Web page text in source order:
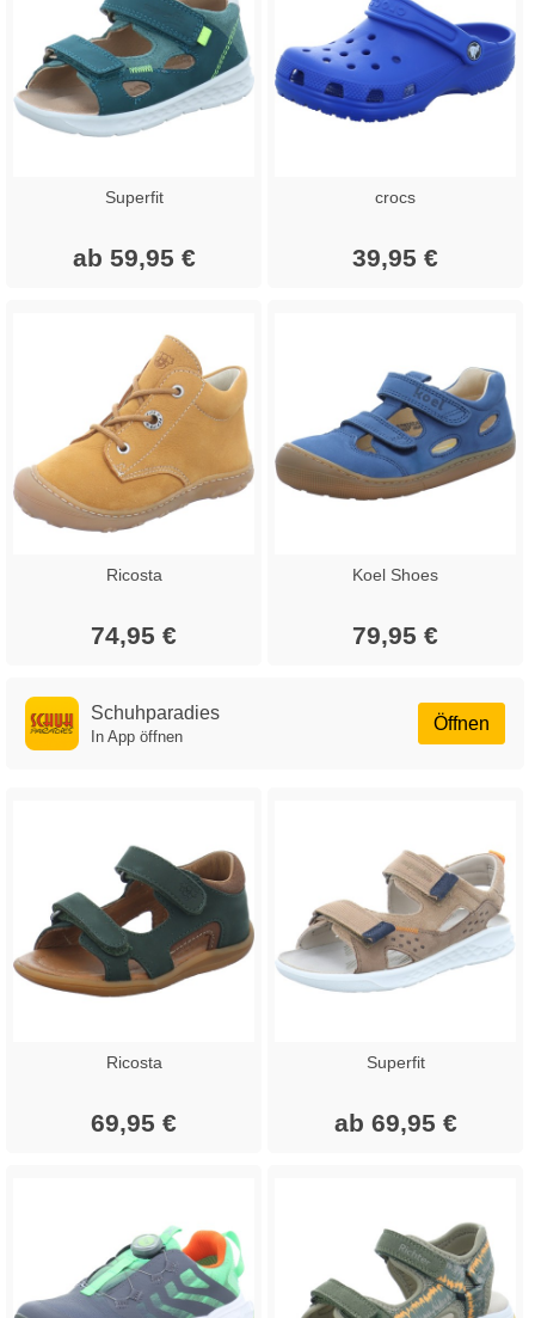
Superfit
ab 59,95 €
crocs
39,95 €
Ricosta
74,95 €
Koel Shoes
79,95 €
Öffnen
Schuhparadies
In App öffnen
Ricosta
69,95 €
Superfit
ab 69,95 €